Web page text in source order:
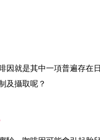
因就是其中一項普遍存在
及攝取呢？